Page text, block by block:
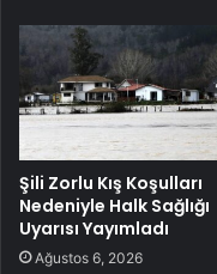
Şili Zorlu Kış Koşulları
Nedeniyle Halk Sağlığı
Uyarısı Yayımladı
Ağustos 6, 2026